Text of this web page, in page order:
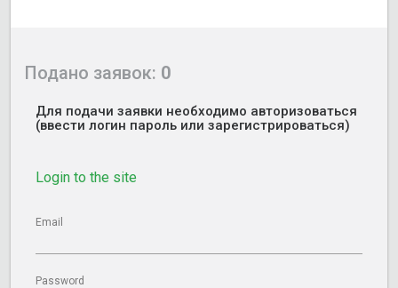
Подано заявок: 0
Для подачи заявки необходимо авторизоваться
(ввести логин пароль или зарегистрироваться)
Login to the site
Email
Password